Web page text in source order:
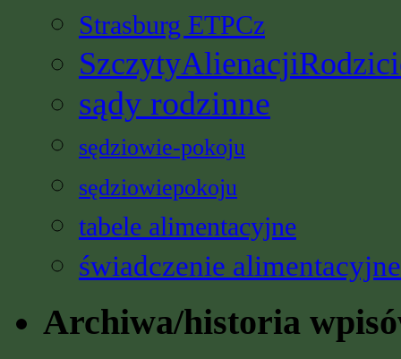
Strasburg ETPCz
sądy rodzinne
sędziowie-pokoju
sędziowiepokoju
tabele alimentacyjne
świadczenie alimentacyjne
Archiwa/historia